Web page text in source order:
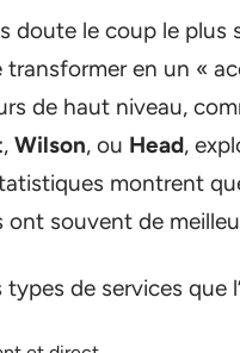
doute le coup le
en un «
de haut niveau,
, Wilson, ou Head,
montrent
ont souvent de
de services que